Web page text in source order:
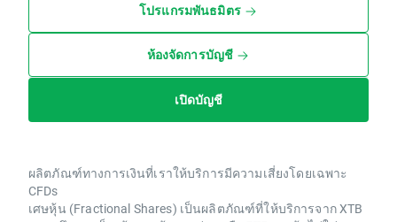
โปรแกรมพันธมิตร
ห้องจัดการบัญชี
เปิดบัญชี
ผลิตภัณฑ์ทางการเงินที่เราให้บริการมีความเสี่ยงโดยเฉพาะ
CFDs
เศษหุ้น (Fractional Shares) เป็นผลิตภัณฑ์ที่ให้บริการจาก XTB